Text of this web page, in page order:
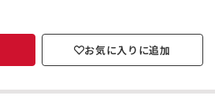
お気に入りに追加